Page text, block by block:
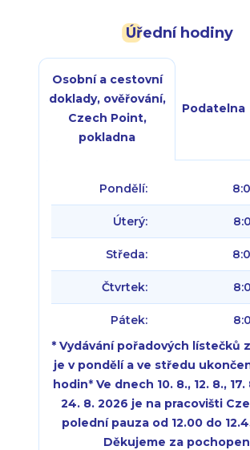
Úřední hodiny
Osobní a cestovní
doklady, ověřování,
Czech Point,
pokladna
Podatelna
Pondělí:
Úterý:
Středa:
Čtvrtek:
Pátek:
* Vydávání pořadových lístečků
je v pondělí a ve středu
hodin* Ve dnech 10. 8., 12. 8., 17.
24. 8. 2026 je na pracovišti
polední pauza od 12.00 do
Děkujeme za